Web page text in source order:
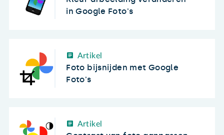
in Google Foto's
Artikel
Foto bijsnijden met Google
Foto's
Artikel